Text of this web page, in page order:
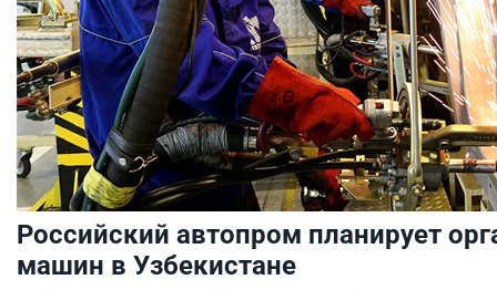
Российский автопром планирует
машин в Узбекистане